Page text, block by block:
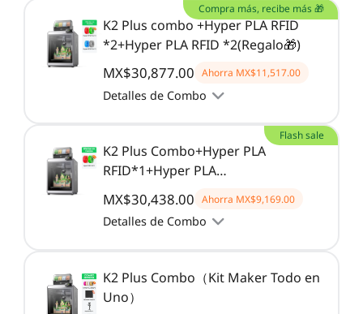
K2 Plus combo +Hyper PLA RFID
*2+Hyper PLA RFID *2(Regalo🎁)
MX$30,877.00 Ahorra MX$11,517.00
Detalles de Combo
Compra más, recibe más 🎁
K2 Plus Combo+Hyper PLA
RFID*1+Hyper PLA
RFID*1（Regalo）🎁
MX$30,438.00 Ahorra MX$9,169.00
Detalles de Combo
Flash sale
K2 Plus Combo（Kit Maker Todo en
Uno）